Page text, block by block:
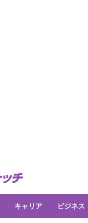
キャリア ビジネス